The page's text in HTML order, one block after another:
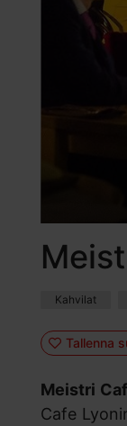
Kahvilat
Tallenna
Meistri
Cafe